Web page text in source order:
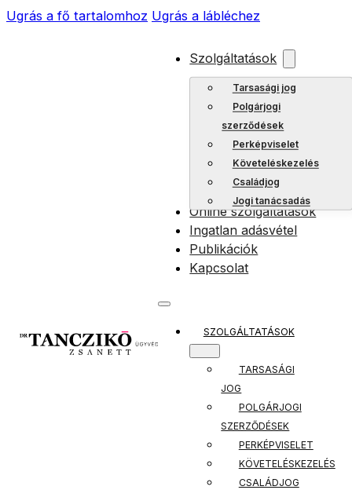
Ugrás a fő tartalomhoz Ugrás a lábléchez
Szolgáltatások
Tarsasági jog
Polgárjogi
szerződések
Perképviselet
Követeléskezelés
Családjog
Jogi tanácsadás
Online szolgáltatások
Ingatlan adásvétel
Publikációk
Kapcsolat
SZOLGÁLTATÁSOK
TARSASÁGI
JOG
POLGÁRJOGI
SZERZŐDÉSEK
PERKÉPVISELET
KÖVETELÉSKEZELÉS
CSALÁDJOG